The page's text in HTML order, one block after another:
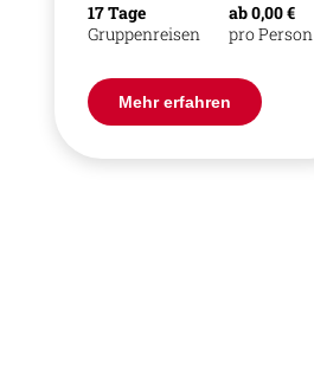
17 Tage
Gruppenreisen
ab 0,00 €
pro Person
Mehr erfahren